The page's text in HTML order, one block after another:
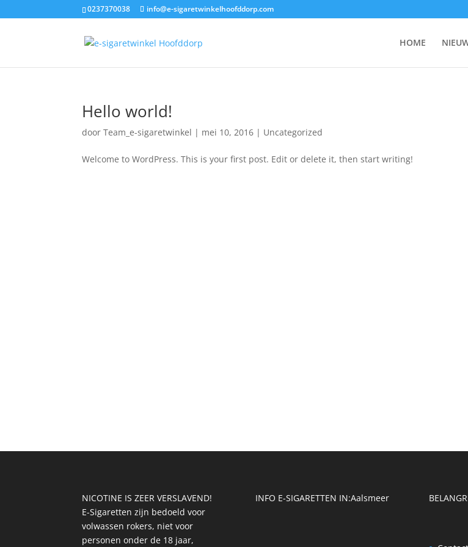
0237370038 info@e-sigaretwinkelhoofddorp.com
HOME
Hello world!
doorTeam_e-sigaretwinkel | mei 10, 2016 | Uncategorized
Welcome to WordPress. This is your first post. Edit or delete it, then start writing!
NICOTINE IS ZEER VERSLAVEND!
E-Sigaretten zijn bedoeld voor
volwassen rokers, niet voor
personen onder de 18 jaar,
INFO E-SIGARETTEN IN:Aalsmeer